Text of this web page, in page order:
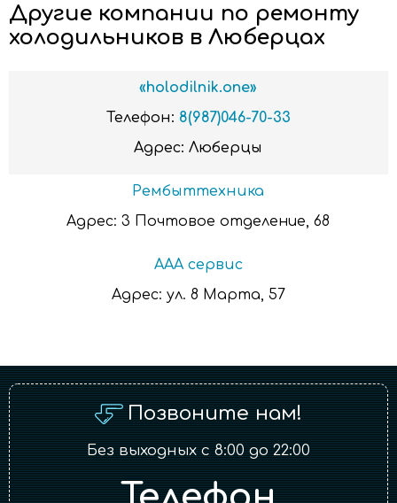
Другие компании по ремонту
холодильников в Люберцах
«holodilnik.one»
Телефон: 8(987)046-70-33
Адрес: Люберцы
Рембыттехника
Адрес: 3 Почтовое отделение, 68
ААА сервис
Адрес: ул. 8 Марта, 57
Позвоните нам!
Без выходных с 8:00 до 22:00